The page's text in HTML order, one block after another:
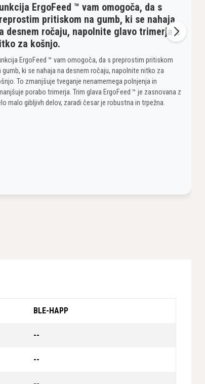
ErgoFeed ™ vam omogoča, da s
pritiskom na gumb, ki se nahaja
desnem ročaju, napolnite glavo trimerja z
za košnjo.
ErgoFeed ™ vam omogoča, da s preprostim pritiskom
gumb, ki se nahaja na desnem ročaju, napolnite nitko za
To zmanjšuje tveganje nenamernega polnjenja in
porabo trimerja. Trim glava ErgoFeed ™ je zasnovana z
malo gibljivh delov, zaradi česar je robustna in trpežna.
BLE-HAPP
--
--